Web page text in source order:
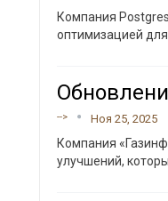
Компания
оптимизацией
--> Ноя 25, 2025
Компания
улучшений,